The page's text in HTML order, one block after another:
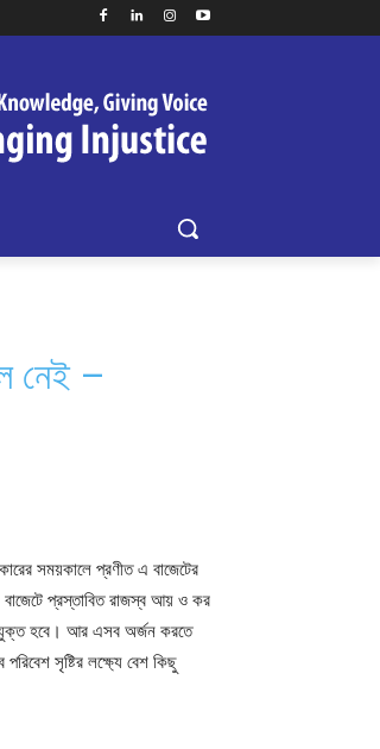
নেই –
সময়কালে প্রণীত এ বাজেটের
বাজেটে প্রস্তাবিত রাজস্ব আয় ও কর
হবে। আর এসব অর্জন করতে
সৃষ্টির লক্ষ্যে বেশ কিছু